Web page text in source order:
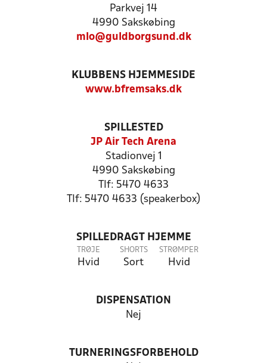
Parkvej 14
4990 Sakskøbing
mlo@guldborgsund.dk
KLUBBENS HJEMMESIDE
www.bfremsaks.dk
SPILLESTED
JP Air Tech Arena
Stadionvej 1
4990 Sakskøbing
Tlf: 5470 4633
Tlf: 5470 4633 (speakerbox)
SPILLEDRAGT HJEMME
TRØJE
Hvid
SHORTS
Sort
STRØMPER
Hvid
DISPENSATION
Nej
TURNERINGSFORBEHOLD